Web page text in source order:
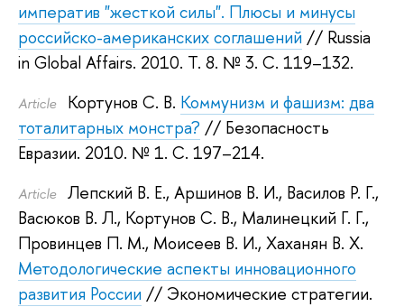
императив "жесткой силы". Плюсы и минусы
российско-американских соглашений // Russia
in Global Affairs. 2010. Т. 8. № 3. С. 119–132.
Article Кортунов С. В. Коммунизм и фашизм: два
тоталитарных монстра? // Безопасность
Евразии. 2010. № 1. С. 197–214.
Article Лепский В. Е., Аршинов В. И., Василов Р. Г.,
Васюков В. Л., Кортунов С. В., Малинецкий Г. Г.,
Провинцев П. М., Моисеев В. И., Хаханян В. Х.
Методологические аспекты инновационного
развития России // Экономические стратегии.